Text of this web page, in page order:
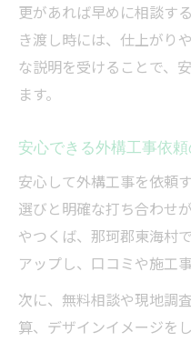
更があれば早めに相談す
き渡し時には、仕上がり
な説明を受けることで、
ます。
安心できる外構工事依
安心して外構工事を依頼
選びと明確な打ち合わせ
やつくば、那珂郡東海村
アップし、口コミや施工
次に、無料相談や現地調
算、デザインイメージを